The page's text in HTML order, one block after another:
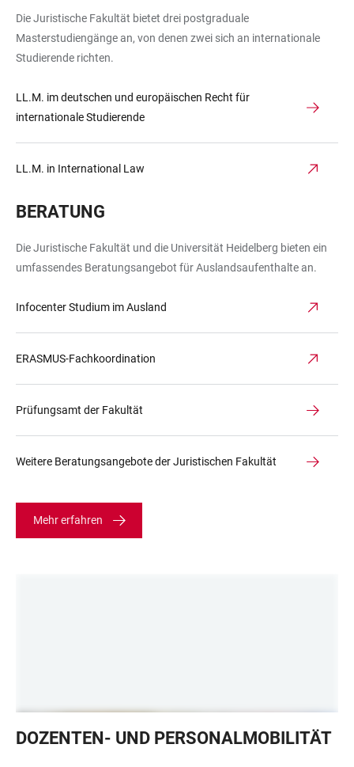
Die Juristische Fakultät bietet drei postgraduale
Masterstudiengänge an, von denen zwei sich an internationale
Studierende richten.
LL.M. im deutschen und europäischen Recht für
internationale Studierende
LL.M. in International Law
BERATUNG
Die Juristische Fakultät und die Universität Heidelberg bieten ein
umfassendes Beratungsangebot für Auslandsaufenthalte an.
Infocenter Studium im Ausland
ERASMUS-Fachkoordination
Prüfungsamt der Fakultät
Weitere Beratungsangebote der Juristischen Fakultät
Mehr erfahren
Dozentin
DOZENTEN- UND PERSONALMOBILITÄT